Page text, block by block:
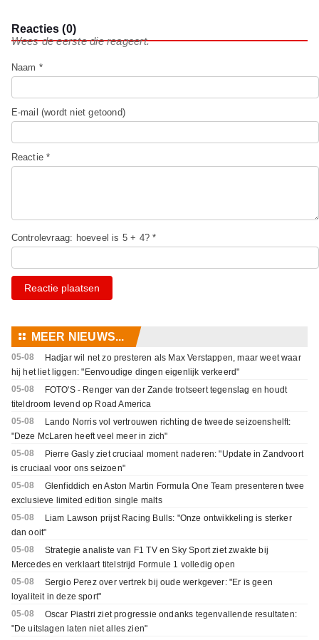
Reacties (0)
Wees de eerste die reageert.
Naam *
E-mail (wordt niet getoond)
Reactie *
Controlevraag: hoeveel is 5 + 4? *
Reactie plaatsen
⚏ MEER NIEUWS...
05-08
Hadjar wil net zo presteren als Max Verstappen, maar weet waar
hij het liet liggen: "Eenvoudige dingen eigenlijk verkeerd"
05-08
FOTO'S - Renger van der Zande trotseert tegenslag en houdt
titeldroom levend op Road America
05-08
Lando Norris vol vertrouwen richting de tweede seizoenshelft:
"Deze McLaren heeft veel meer in zich"
05-08
Pierre Gasly ziet cruciaal moment naderen: "Update in Zandvoort
is cruciaal voor ons seizoen"
05-08
Glenfiddich en Aston Martin Formula One Team presenteren twee
exclusieve limited edition single malts
05-08
Liam Lawson prijst Racing Bulls: "Onze ontwikkeling is sterker
dan ooit"
05-08
Strategie analiste van F1 TV en Sky Sport ziet zwakte bij
Mercedes en verklaart titelstrijd Formule 1 volledig open
05-08
Sergio Perez over vertrek bij oude werkgever: "Er is geen
loyaliteit in deze sport"
05-08
Oscar Piastri ziet progressie ondanks tegenvallende resultaten:
"De uitslagen laten niet alles zien"